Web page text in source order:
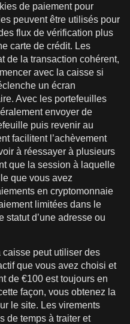
de paiement pour
peuvent être utilisés pour
flux de vérification plus
carte de crédit. Les
de la transaction cohérent,
avec la caisse si
un écran
Avec les portefeuilles
envoyer de
puis revenir au
facilitent l’achèvement
à réessayer à plusieurs
que la session à laquelle
que vous avez
en cryptomonnaie
limitées dans le
statut d’une adresse ou
caisse peut utiliser des
que vous avez choisi et
de €100 est toujours en
façon, vous obtenez la
le site. Les virements
de temps à traiter et